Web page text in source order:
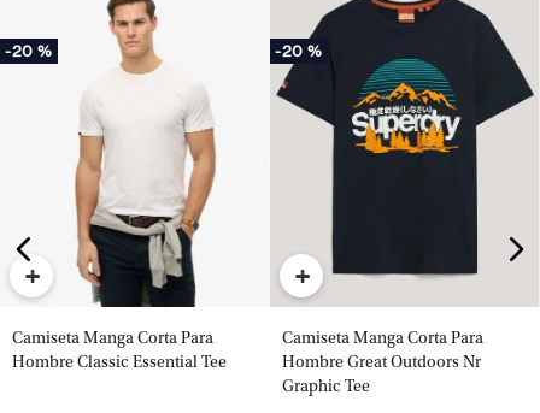
-20 %
+
Camiseta Manga Corta Para
Hombre Classic Essential Tee
-20 %
+
Camiseta Manga Corta Para
Hombre Great Outdoors Nr
Graphic Tee